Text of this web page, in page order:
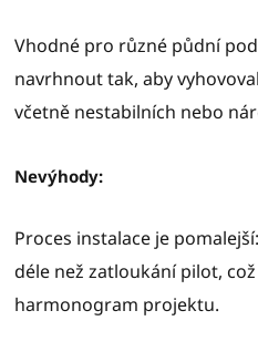
Vhodné pro různé půdní
navrhnout tak, aby
včetně nestabilních nebo
Nevýhody:
Proces instalace je
déle než zatloukání pilot,
harmonogram projektu.